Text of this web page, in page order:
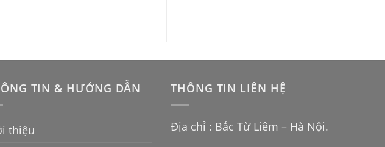
TIN & HƯỚNG DẪN
thiệu
THÔNG TIN LIÊN HỆ
Địa chỉ : Bắc Từ Liêm – Hà Nội.